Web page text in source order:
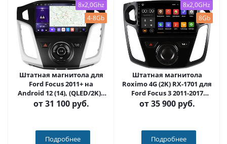
8x2,0Ghz
4-8Gb
Штатная магнитола для
Ford Focus 2011+ на
Android 12 (14), (QLED/2K) -
Carmedia SF-9202A-FW-
от31 100 руб.
Подробнее
8x2,0GHz
8Gb
Штатная магнитола
Roximo 4G (2K) RX-1701 для
Ford Focus 3 2011-2017
(Android 13)
от35 900 руб.
Подробнее